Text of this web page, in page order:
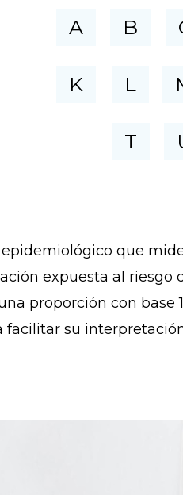
A
K
B
L
T
que
expuesta al riesgo
proporción con base
facilitar su